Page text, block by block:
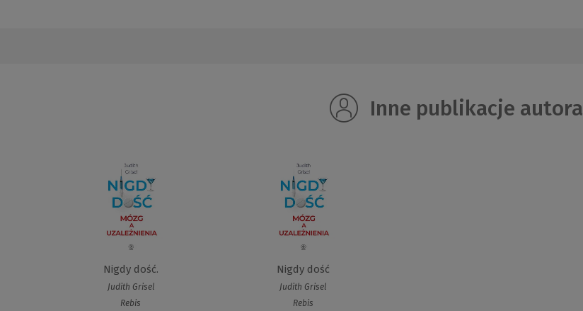
Inne publikacje autora
Nigdy dość.
Judith Grisel
Rebis
Nigdy dość
Judith Grisel
Rebis